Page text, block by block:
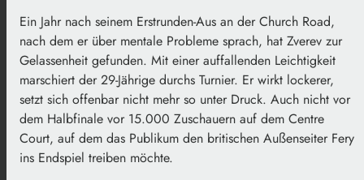
Ein Jahr nach seinem Erstrunden-Aus an der Church Road,
nach dem er über mentale Probleme sprach, hat Zverev zur
Gelassenheit gefunden. Mit einer auffallenden Leichtigkeit
marschiert der 29-Jährige durchs Turnier. Er wirkt lockerer,
setzt sich offenbar nicht mehr so unter Druck. Auch nicht vor
dem Halbfinale vor 15.000 Zuschauern auf dem Centre
Court, auf dem das Publikum den britischen Außenseiter Fery
ins Endspiel treiben möchte.